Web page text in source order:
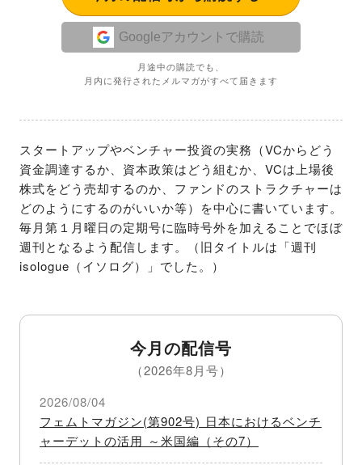
Googleアカウントで購読
月途中の購読でも、
月内に発行されたメルマガがすべて届きます
スタートアップやベンチャー投資の実務（VCからどう
資金調達するか、資本政策はどう組むか、VCは上場後
株式をどう売却するのか、ファンドのストラクチャーは
どのようにするのがいいか等）を中心に書いています。
毎月第１月曜日の定期号に臨時号外を加えることでほぼ
週刊となるよう配信します。（旧タイトルは「週刊
isologue（イソログ）」でした。）
今月の配信号
（2026年8月号）
2026/08/04
フェムトマガジン(第902号) 日本におけるベンチ
ャーデットの活用 ～米国編（その7）